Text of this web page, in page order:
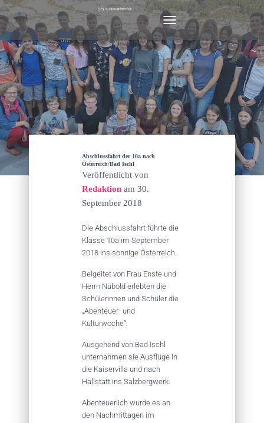
N
A
V
I
G
A
T
I
O
N
E
Abschlussfahrt der 10a nach
Österreich/Bad Ischl
Veröffentlicht von
Redaktion am 30.
September 2018
Die Abschlussfahrt führte die
Klasse 10a im September
2018 ins sonnige Österreich.
Belgeitet von Frau Enste und
Herrn Nübold erlebten die
Schülerinnen und Schüler die
„Abenteuer- und
Kulturwoche“:
Ausgehend von Bad Ischl
unternahmen sie Ausflüge in
die Kaiservilla und nach
Hallstatt ins Salzbergwerk.
Abenteuerlich wurde es an
den Nachmittagen im